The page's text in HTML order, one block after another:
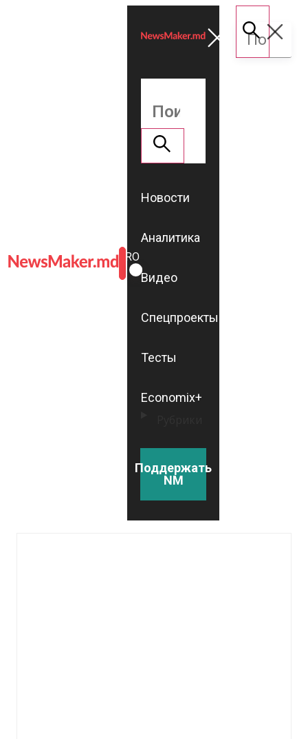
ROMÂNĂ
RU
Новости
Аналитика
Видео
Спецпроекты
Тесты
Economix+
Поддержать
NM